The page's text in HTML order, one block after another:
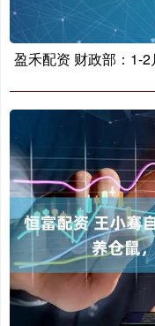
盈禾配资 财政部：1-